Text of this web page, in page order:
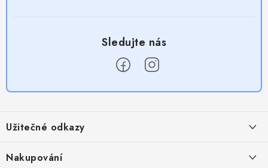
p
a
Užitečné odkazy
Nakupování